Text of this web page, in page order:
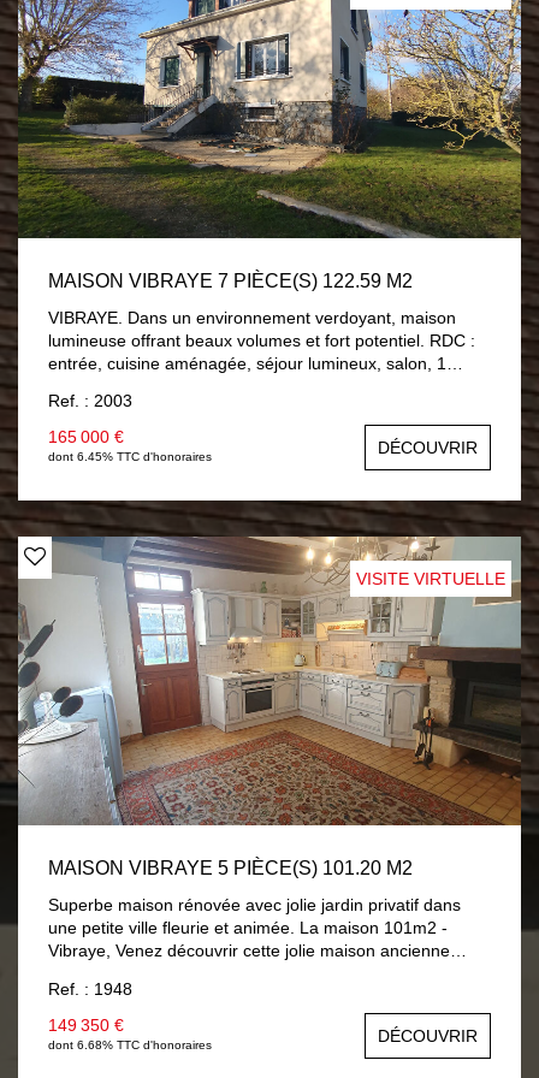
MAISON VIBRAYE 7 PIÈCE(S) 122.59 M2
VIBRAYE. Dans un environnement verdoyant, maison
lumineuse offrant beaux volumes et fort potentiel. RDC :
entrée, cuisine aménagée, séjour lumineux, salon, 1
avec placards, WC avec lavabo. Terrain arboré d'env.
1550 m², sous-sol complet et dépendances. ? Électricité
refaite à neuf, VMC neuve. ?? Maison saine et
Ref. : 2003
165 000 €
dont 6.45% TTC d'honoraires DÉCOUVRIR
VISITE VIRTUELLE
MAISON VIBRAYE 5 PIÈCE(S) 101.20 M2
Superbe maison rénovée avec jolie jardin privatif dans
une petite ville fleurie et animée. La maison 101m2 -
Vibraye, Venez découvrir cette jolie maison ancienne
ses magnifiques châteaux, forêts et zones de sport et de
relaxation. Construite vers 1850, cette propriété a
bénéficié d'une rénovation complète : électricité,
plomberie, menuiseries, fenêtres double vitrage, isolation,
Ref. : 1948
149 350 €
dont 6.68% TTC d'honoraires DÉCOUVRIR